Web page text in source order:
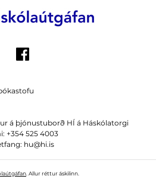
á þjónustuborð HÍ á Háskólatorgi
+354 525 4003
hu@hi.is
. Allur réttur áskilinn.